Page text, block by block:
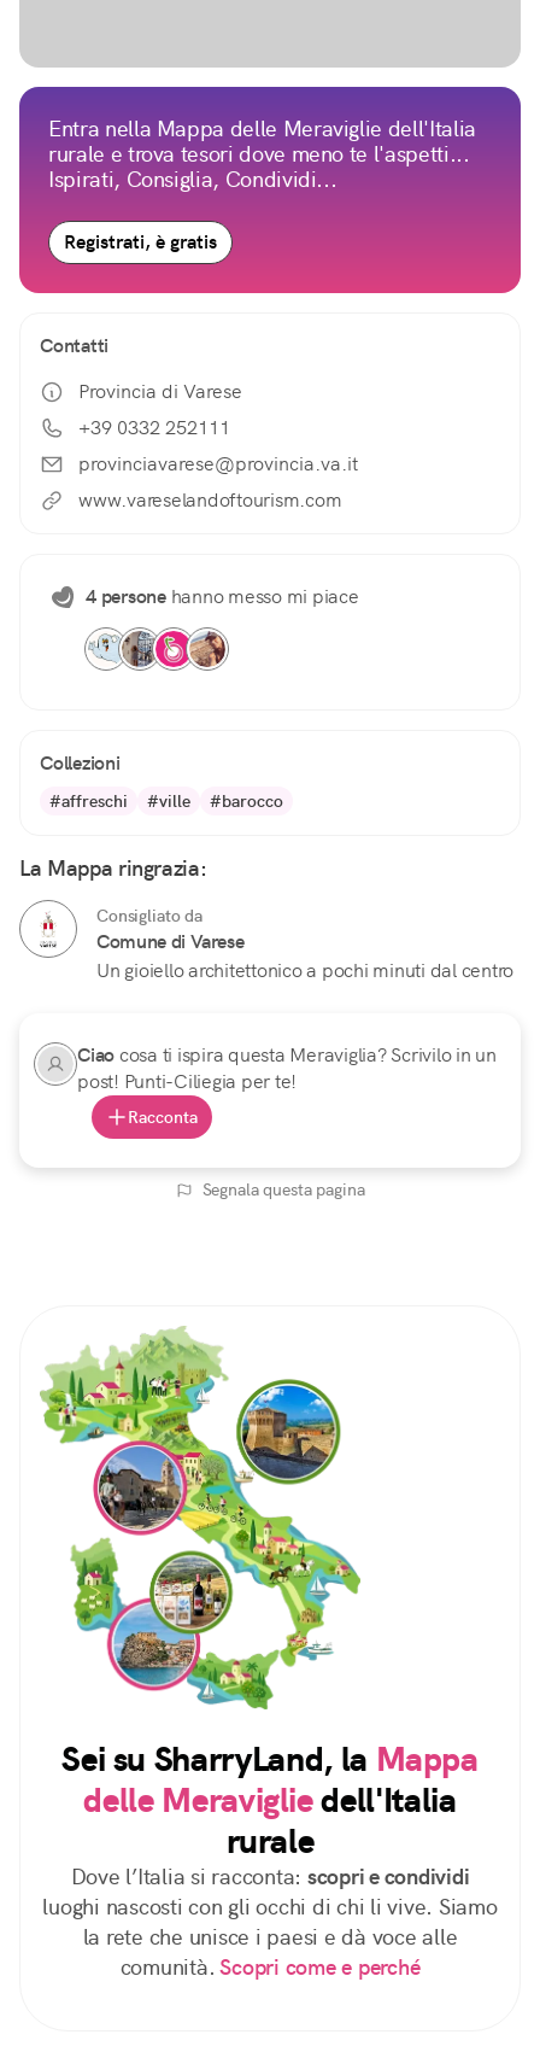
Entra nella Mappa delle Meraviglie dell'Italia
rurale e trova tesori dove meno te l'aspetti...
Ispirati, Consiglia, Condividi...
Registrati, è gratis
Contatti
Provincia di Varese
+39 0332 252111
provinciavarese@provincia.va.it
www.vareselandoftourism.com
4 personehanno messo mi piace
Collezioni
#affreschi #ville #barocco
La Mappa ringrazia:
Consigliato da
Comune di Varese
Un gioiello architettonico a pochi minuti dal centro
Ciaocosa ti ispira questa Meraviglia? Scrivilo in un
post! Punti-Ciliegia per te!
Racconta
Segnala questa pagina
Sei su SharryLand, la Mappa
delle Meravigliedell'Italia
rurale
Dove l’Italia si racconta: scopri e condividi
luoghi nascosti con gli occhi di chi li vive. Siamo
la rete che unisce i paesi e dà voce alle
comunità. Scopri come e perché